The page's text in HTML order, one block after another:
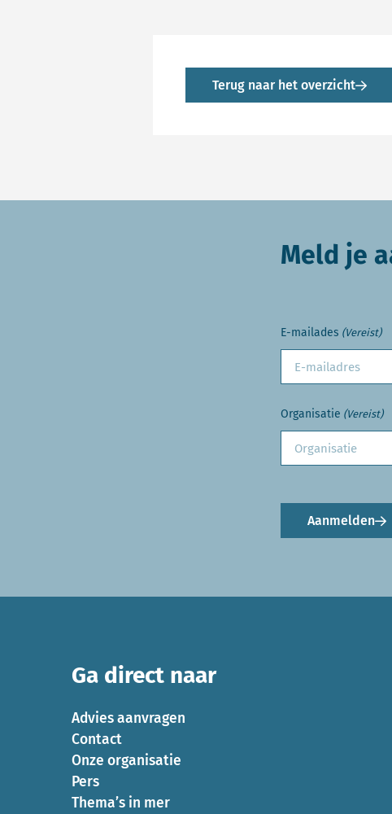
Terug naar het overzicht
Meld je
E-mailades (Vereist)
Organisatie (Vereist)
Aanmelden
Ga direct naar
Advies aanvragen
Contact
Onze organisatie
Pers
Thema’s in mer